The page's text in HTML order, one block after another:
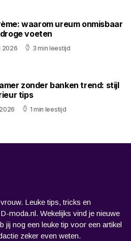
waarom ureum onmisbaar
voeten
2026 3 min leestijd
zonder banken trend: stijl
tips
1 min leestijd
Leuke tips, tricks en
moda.nl. Wekelijks vind je nieuwe
jij nog een leuke tip voor een artikel
zeker even weten.